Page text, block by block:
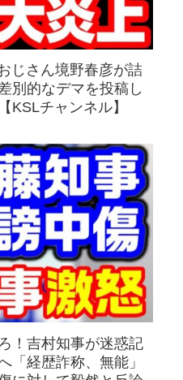
じさん境野春彦が詰
別的なデマを投稿し
チャンネル】
！吉村知事が迷惑記
「経歴詐称、無能」